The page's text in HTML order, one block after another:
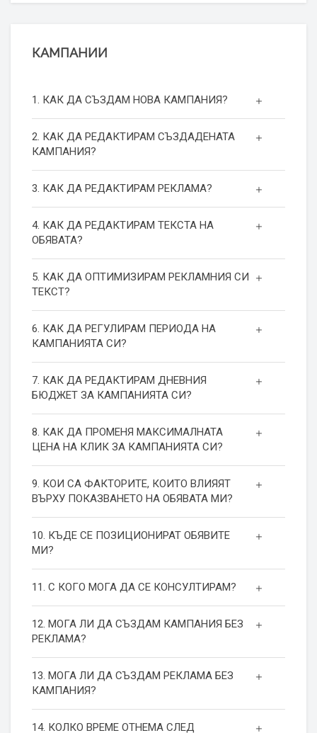
КАМПАНИИ
1. КАК ДА СЪЗДАМ НОВА КАМПАНИЯ?
2. КАК ДА РЕДАКТИРАМ СЪЗДАДЕНАТА
КАМПАНИЯ?
3. КАК ДА РЕДАКТИРАМ РЕКЛАМА?
4. КАК ДА РЕДАКТИРАМ ТЕКСТА НА
ОБЯВАТА?
5. КАК ДА ОПТИМИЗИРАМ РЕКЛАМНИЯ СИ
ТЕКСТ?
6. КАК ДА РЕГУЛИРАМ ПЕРИОДА НА
КАМПАНИЯТА СИ?
7. КАК ДА РЕДАКТИРАМ ДНЕВНИЯ
БЮДЖЕТ ЗА КАМПАНИЯТА СИ?
8. КАК ДА ПРОМЕНЯ МАКСИМАЛНАТА
ЦЕНА НА КЛИК ЗА КАМПАНИЯТА СИ?
9. КОИ СА ФАКТОРИТЕ, КОИТО ВЛИЯЯТ
ВЪРХУ ПОКАЗВАНЕТО НА ОБЯВАТА МИ?
10. КЪДЕ СЕ ПОЗИЦИОНИРАТ ОБЯВИТЕ
МИ?
11. С КОГО МОГА ДА СЕ КОНСУЛТИРАМ?
12. МОГА ЛИ ДА СЪЗДАМ КАМПАНИЯ БЕЗ
РЕКЛАМА?
13. МОГА ЛИ ДА СЪЗДАМ РЕКЛАМА БЕЗ
КАМПАНИЯ?
14. КОЛКО ВРЕМЕ ОТНЕМА СЛЕД